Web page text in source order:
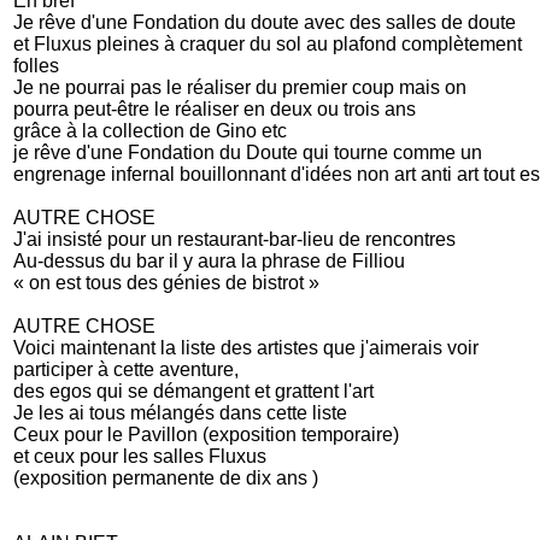
Je rêve d'une Fondation du doute avec des salles de doute
et Fluxus pleines à craquer du sol au plafond complètement
folles
Je ne pourrai pas le réaliser du premier coup mais on
pourra peut-être le réaliser en deux ou trois ans
grâce à la collection de Gino etc
je rêve d'une Fondation du Doute qui tourne comme un
engrenage infernal bouillonnant d'idées non art anti art tout
AUTRE CHOSE
J'ai insisté pour un restaurant-bar-lieu de rencontres
Au-dessus du bar il y aura la phrase de Filliou
« on est tous des génies de bistrot »
AUTRE CHOSE
Voici maintenant la liste des artistes que j'aimerais voir
participer à cette aventure,
des egos qui se démangent et grattent l'art
Je les ai tous mélangés dans cette liste
Ceux pour le Pavillon (exposition temporaire)
et ceux pour les salles Fluxus
(exposition permanente de dix ans )